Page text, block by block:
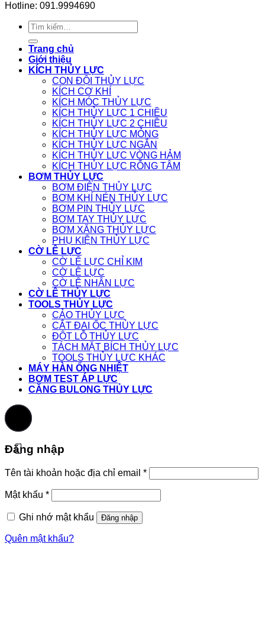
Hotline: 091.9994690
Tìm
kiếm:
Trang chủ
Giới thiệu
KÍCH THỦY LỰC
CON ĐỘI THỦY LỰC
KÍCH CƠ KHÍ
KÍCH MÓC THỦY LỰC
KÍCH THỦY LỰC 1 CHIỀU
KÍCH THỦY LỰC 2 CHIỀU
KÍCH THỦY LỰC MỎNG
KÍCH THỦY LỰC NGẮN
KÍCH THỦY LỰC VÒNG HẢM
KÍCH THỦY LỰC RỖNG TÂM
BƠM THỦY LỰC
BƠM ĐIỆN THỦY LỰC
BƠM KHÍ NÉN THỦY LỰC
BƠM PIN THỦY LỰC
BƠM TAY THỦY LỰC
BƠM XĂNG THỦY LỰC
PHỤ KIỆN THỦY LỰC
CỜ LÊ LỰC
CỜ LÊ LỰC CHỈ KIM
CỜ LÊ LỰC
CỜ LÊ NHÂN LỰC
CỜ LÊ THỦY LỰC
TOOLS THỦY LỰC
CẢO THỦY LỰC
CẮT ĐAI ỐC THỦY LỰC
ĐỘT LỖ THỦY LỰC
TÁCH MẶT BÍCH THỦY LỰC
TOOLS THỦY LỰC KHÁC
MÁY HÀN ỐNG NHIỆT
BƠM TEST ÁP LỰC
CĂNG BULONG THỦY LỰC
Đăng nhập
Tên tài khoản hoặc địa chỉ email *
Mật khẩu *
Ghi nhớ mật khẩu Đăng nhập
Quên mật khẩu?